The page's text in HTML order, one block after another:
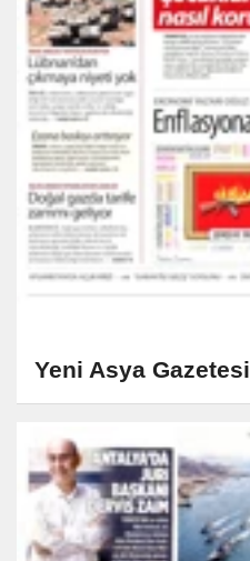
Yeni Asya Gazetesi